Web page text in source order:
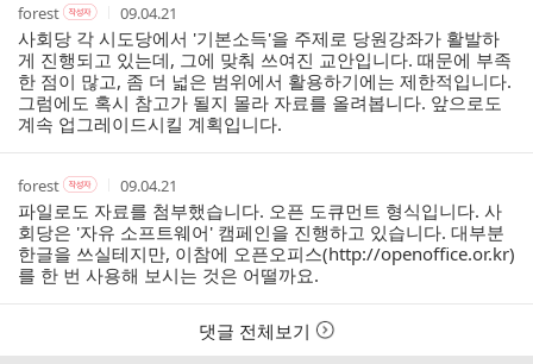
작
성
자
forest작
성
자
본
인
여
부
작
성
자
작
성
시
간
09.04.21
사회당 각 시도당에서 '기본소득'을 주제로 당원강좌가 활발하
게 진행되고 있는데, 그에 맞춰 쓰여진 교안입니다. 때문에 부족
한 점이 많고, 좀 더 넓은 범위에서 활용하기에는 제한적입니다.
그럼에도 혹시 참고가 될지 몰라 자료를 올려봅니다. 앞으로도
계속 업그레이드시킬 계획입니다.
작
성
자
forest작
성
자
본
인
여
부
작
자
작
성
시
간
09.04.21
파일로도 자료를 첨부했습니다. 오픈 도큐먼트 형식입니다. 사
회당은 '자유 소프트웨어' 캠페인을 진행하고 있습니다. 대부분
한글을 쓰실테지만, 이참에 오픈오피스(http://openoffice.or.kr)
를 한 번 사용해 보시는 것은 어떨까요.
댓글 전체보기